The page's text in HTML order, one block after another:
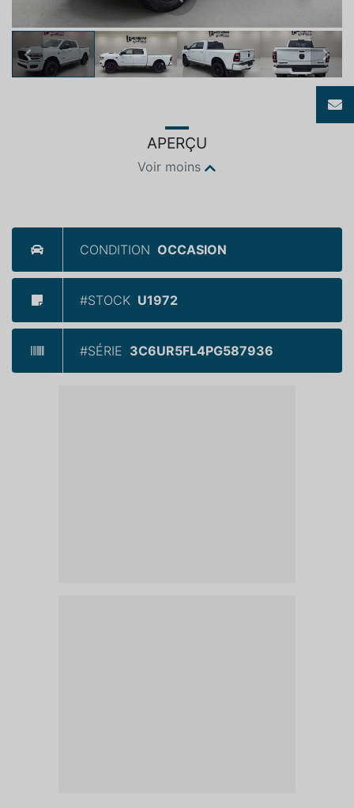
Previous Next
APERÇU
Voir moins
CONDITION OCCASION
#STOCK U1972
#SÉRIE 3C6UR5FL4PG587936